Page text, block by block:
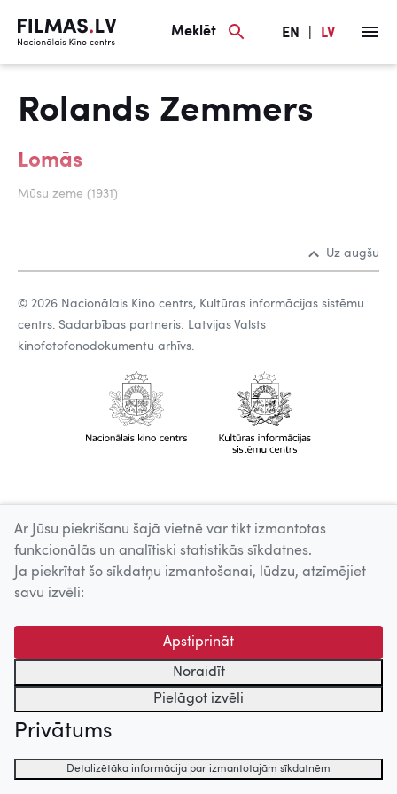
Meklēt EN LV
Rolands Zemmers
Lomās
Mūsu zeme (1931)
Uz augšu
© 2026 Nacionālais Kino centrs, Kultūras informācijas sistēmu
centrs. Sadarbības partneris: Latvijas Valsts
kinofotofonodokumentu arhīvs.
Ar Jūsu piekrišanu šajā vietnē var tikt izmantotas
funkcionālās un analītiski statistikās sīkdatnes.
Ja piekrītat šo sīkdatņu izmantošanai, lūdzu, atzīmējiet
savu izvēli:
Apstiprināt
Noraidīt
Pielāgot izvēli
Privātums
Detalizētāka informācija par izmantotajām sīkdatnēm